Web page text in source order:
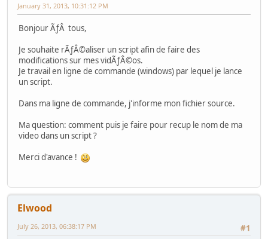
January 31, 2013, 10:31:12 PM
Bonjour ÃƒÂ tous,
Je souhaite rÃƒÂ©aliser un script afin de faire des
modifications sur mes vidÃƒÂ©os.
Je travail en ligne de commande (windows) par lequel je lance
un script.
Dans ma ligne de commande, j'informe mon fichier source.
Ma question: comment puis je faire pour recup le nom de ma
video dans un script ?
Merci d'avance !
Elwood
#1
July 26, 2013, 06:38:17 PM